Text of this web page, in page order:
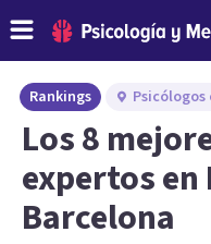
Rankings Psicólogos
Los 8
expertos
Barcelona